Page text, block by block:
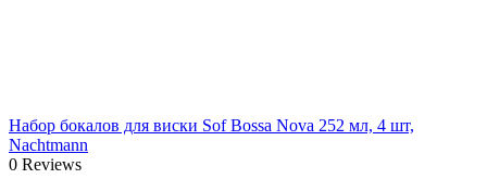
Набор бокалов для виски Sof Bossa Nova 252 мл, 4 шт,
Nachtmann
0 Reviews